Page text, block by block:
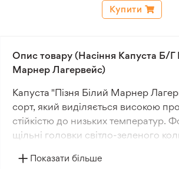
Купити
Опис товару (Насіння Капуста Б/Г
Марнер Лагервейс)
Капуста "Пізня Білий Марнер
сорт, який виділяється високою
стійкістю до низьких температур.
щільні головки світло-зеленого
"Пізня Білий Марнер Лагервейс"
Показати більше